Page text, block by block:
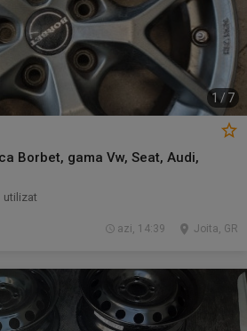
1/7
Borbet, gama Vw, Seat, Audi,
Joita, GR
azi, 14:39